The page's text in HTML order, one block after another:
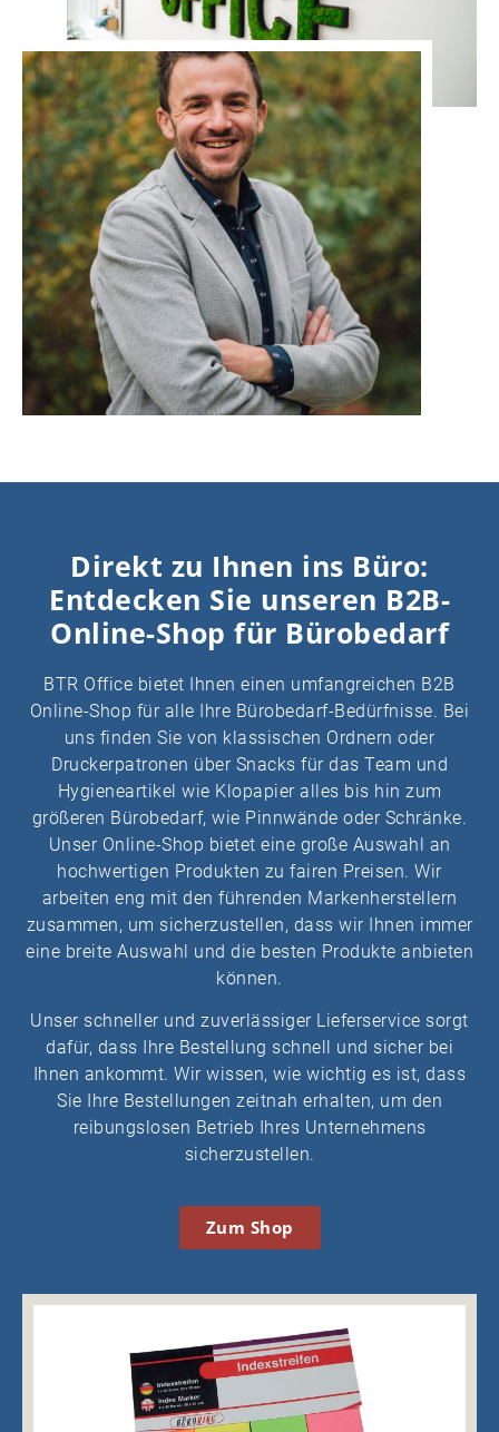
Direkt zu Ihnen ins Büro:
Entdecken Sie unseren B2B-
Online-Shop für Bürobedarf
BTR Office bietet Ihnen einen umfangreichen B2B
Online-Shop für alle Ihre Bürobedarf-Bedürfnisse. Bei
uns finden Sie von klassischen Ordnern oder
Druckerpatronen über Snacks für das Team und
Hygieneartikel wie Klopapier alles bis hin zum
größeren Bürobedarf, wie Pinnwände oder Schränke.
Unser Online-Shop bietet eine große Auswahl an
hochwertigen Produkten zu fairen Preisen. Wir
arbeiten eng mit den führenden Markenherstellern
zusammen, um sicherzustellen, dass wir Ihnen immer
eine breite Auswahl und die besten Produkte anbieten
können.
Unser schneller und zuverlässiger Lieferservice sorgt
dafür, dass Ihre Bestellung schnell und sicher bei
Ihnen ankommt. Wir wissen, wie wichtig es ist, dass
Sie Ihre Bestellungen zeitnah erhalten, um den
reibungslosen Betrieb Ihres Unternehmens
sicherzustellen.
Zum Shop